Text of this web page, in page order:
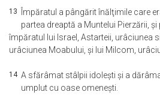
13
Împăratul a pângărit înălţimile care
partea dreaptă a Muntelui Pierzării,
împăratul lui Israel, Astarteii, urâciunea
urâciunea Moabului, şi lui Milcom,
14 A sfărâmat stâlpii idoleşti şi a
umplut cu oase omeneşti.